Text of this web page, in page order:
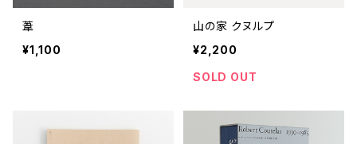
葦
¥1,100
山の家 クヌルプ
¥2,200
SOLD OUT